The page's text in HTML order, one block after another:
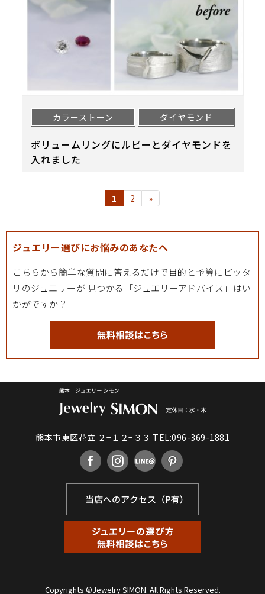
カラーストーン ダイヤモンド
ボリュームリングにルビーとダイヤモンドを
入れました
1 2 »
ジュエリー選びにお悩みのあなたへ
こちらから簡単な質問に答えるだけで目的と予算にピッタ
リのジュエリーが 見つかる「ジュエリーアドバイス」はい
かがですか？
熊本市東区花立 ２−１２−３３ TEL:096-369-1881
Copyrights ©Jewelry SIMON. All Rights Reserved.